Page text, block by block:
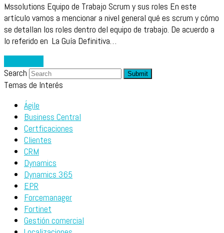
Mssolutions Equipo de Trabajo Scrum y sus roles En este
artículo vamos a mencionar a nivel general qué es scrum y cómo
se detallan los roles dentro del equipo de trabajo. De acuerdo a
lo referido en La Guía Definitiva…
Search
Submit
Temas de Interés
Ágile
Business Central
Certficaciones
Clientes
CRM
Dynamics
Dynamics 365
EPR
Forcemanager
Fortinet
Gestión comercial